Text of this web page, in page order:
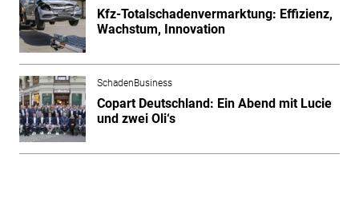
Kfz-Totalschadenvermarktung: Effizienz,
Wachstum, Innovation
SchadenBusiness
Copart Deutschland: Ein Abend mit Lucie
und zwei Oli‘s